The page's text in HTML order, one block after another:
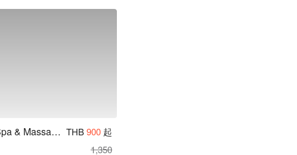
Preme Pavilion Spa & Massage (Iconsiam) THB900 起
1,350